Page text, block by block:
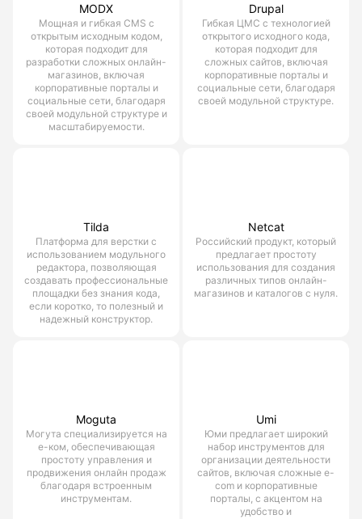
MODX
Мощная и гибкая CMS с
открытым исходным кодом,
которая подходит для
разработки сложных онлайн-
магазинов, включая
корпоративные порталы и
социальные сети, благодаря
своей модульной структуре и
масштабируемости.
Drupal
Гибкая ЦМС с технологией
открытого исходного кода,
которая подходит для
сложных сайтов, включая
корпоративные порталы и
социальные сети, благодаря
своей модульной структуре.
Tilda
Платформа для верстки с
использованием модульного
редактора, позволяющая
создавать профессиональные
площадки без знания кода,
если коротко, то полезный и
надежный конструктор.
Netcat
Российский продукт, который
предлагает простоту
использования для создания
различных типов онлайн-
магазинов и каталогов с нуля.
Moguta
Могута специализируется на
е-ком, обеспечивающая
простоту управления и
продвижения онлайн продаж
благодаря встроенным
инструментам.
Umi
Юми предлагает широкий
набор инструментов для
организации деятельности
сайтов, включая сложные e-
com и корпоративные
порталы, с акцентом на
удобство и